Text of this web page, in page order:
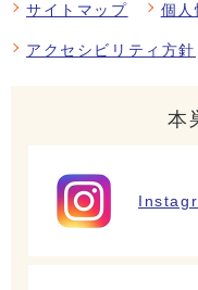
サイトマップ 個人
アクセシビリティ方針
本